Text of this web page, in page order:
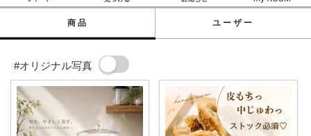
商品 ユーザー
#オリジナル写真